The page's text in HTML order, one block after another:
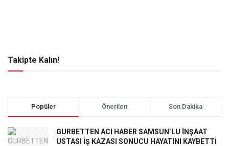
Takipte Kalın!
Popüler Önerilen Son Dakika
GURBETTEN ACI HABER SAMSUN’LU İNŞAAT
USTASI İŞ KAZASI SONUCU HAYATINI KAYBETTİ